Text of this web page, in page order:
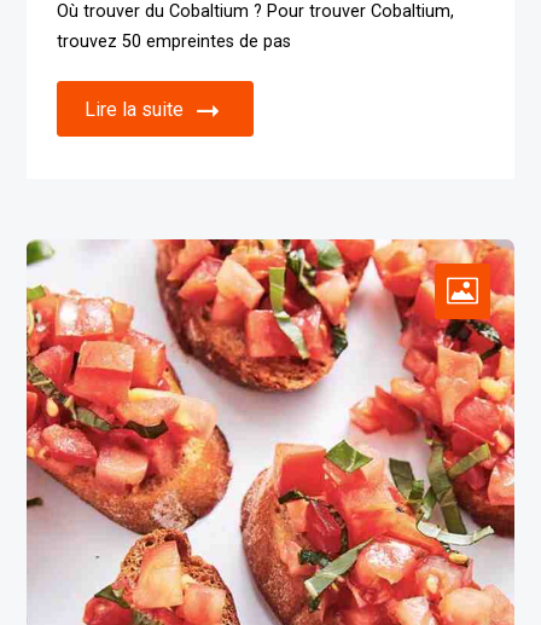
Où trouver du Cobaltium ? Pour trouver Cobaltium,
trouvez 50 empreintes de pas
Lire la suite